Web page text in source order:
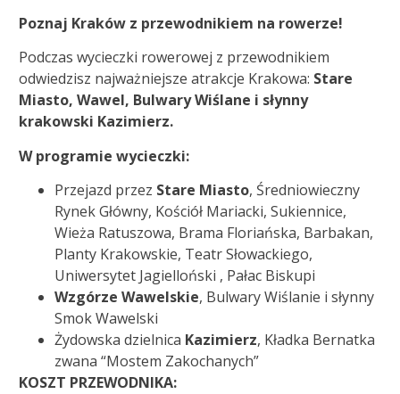
Poznaj Kraków z przewodnikiem na rowerze!
Podczas wycieczki rowerowej z przewodnikiem
odwiedzisz najważniejsze atrakcje Krakowa: Stare
Miasto, Wawel, Bulwary Wiślane i słynny
krakowski Kazimierz.
W programie wycieczki:
Przejazd przez Stare Miasto, Średniowieczny
Rynek Główny, Kościół Mariacki, Sukiennice,
Wieża Ratuszowa, Brama Floriańska, Barbakan,
Planty Krakowskie, Teatr Słowackiego,
Uniwersytet Jagielloński , Pałac Biskupi
Wzgórze Wawelskie, Bulwary Wiślanie i słynny
Smok Wawelski
Żydowska dzielnica Kazimierz, Kładka Bernatka
zwana “Mostem Zakochanych”
KOSZT PRZEWODNIKA: